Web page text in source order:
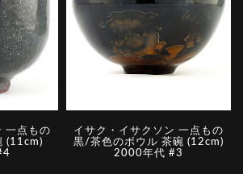
一点もの
(11cm)
イサク・イサクソン 一点もの
黒/茶色のボウル 茶碗 (12cm)
2000年代 #3